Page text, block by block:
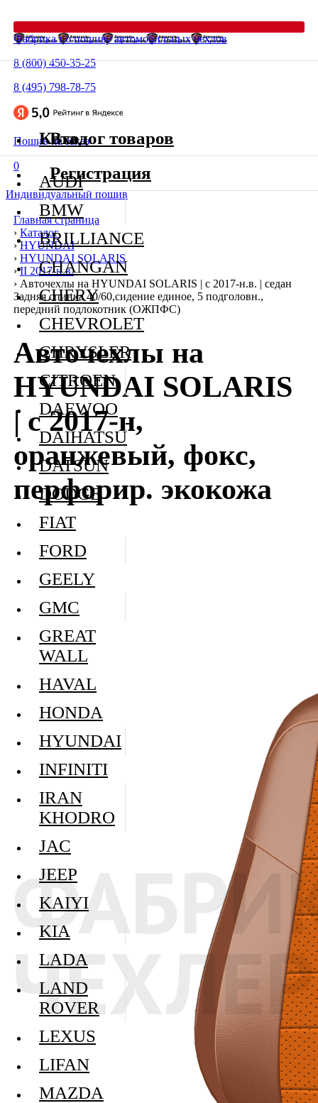
Фабрика по пошиву автомобильных чехлов
8 (800) 450-35-25
8 (495) 798-78-75
Пошив на заказ
0
Индивидуальный пошив
Главная страница
› Каталог
› HYUNDAI
› HYUNDAI SOLARIS
› II 2017-н.в.
› Авточехлы на HYUNDAI SOLARIS | с 2017-н.в. | седан
Задняя спинка 40/60,сидение единое, 5 подголовн.,
передний подлокотник (ОЖПФС)
Авточехлы на
HYUNDAI SOLARIS
| с 2017-н,
оранжевый, фокс,
перфорир. экокожа
Каталог товаров
AUDI
BMW
BRILLIANCE
CHANGAN
CHERY
CHEVROLET
CHRYSLER
CITROEN
DAEWOO
DAIHATSU
DATSUN
DODGE
FIAT
FORD
GEELY
GMC
GREAT
WALL
HAVAL
HONDA
HYUNDAI
INFINITI
IRAN
KHODRO
JAC
JEEP
KAIYI
KIA
LADA
LAND
ROVER
LEXUS
LIFAN
MAZDA
Вход
Регистрация